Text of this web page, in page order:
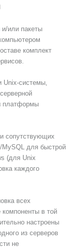
и/или пакеты
комплект
Unix-системы,
платформы
сопутствующих
MySQL для быстрой
(для Unix
каждого
всех
компоненты в той
настроены
из серверов
не